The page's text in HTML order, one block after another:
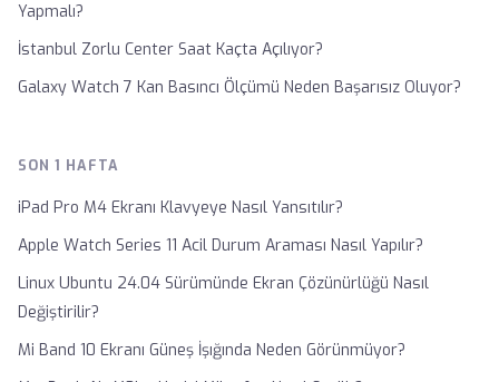
Yapmalı?
İstanbul Zorlu Center Saat Kaçta Açılıyor?
Galaxy Watch 7 Kan Basıncı Ölçümü Neden Başarısız Oluyor?
SON 1 HAFTA
iPad Pro M4 Ekranı Klavyeye Nasıl Yansıtılır?
Apple Watch Series 11 Acil Durum Araması Nasıl Yapılır?
Linux Ubuntu 24.04 Sürümünde Ekran Çözünürlüğü Nasıl
Değiştirilir?
Mi Band 10 Ekranı Güneş İşığında Neden Görünmüyor?